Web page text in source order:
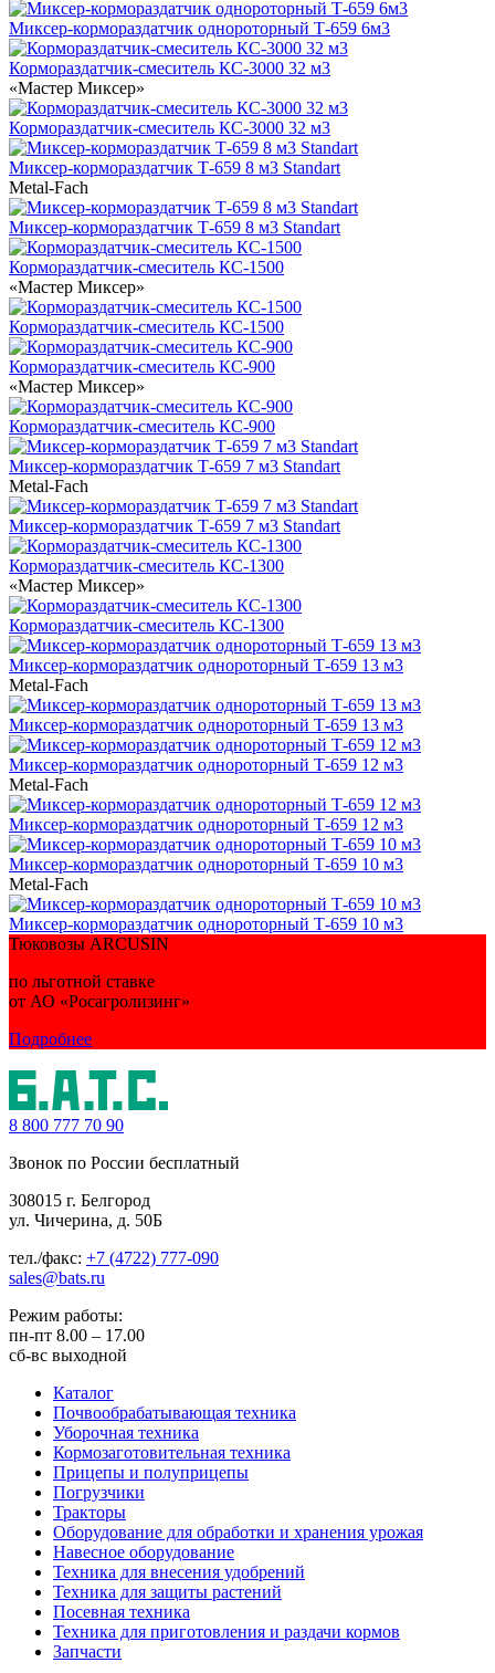
Миксер-кормораздатчик однороторный Т-659 6м3
Кормораздатчик-смеситель КС-3000 32 м3
«Мастер Миксер»
Кормораздатчик-смеситель КС-3000 32 м3
Миксер-кормораздатчик Т-659 8 м3 Standart
Metal-Fach
Миксер-кормораздатчик Т-659 8 м3 Standart
Кормораздатчик-смеситель КС-1500
«Мастер Миксер»
Кормораздатчик-смеситель КС-1500
Кормораздатчик-смеситель КС-900
«Мастер Миксер»
Кормораздатчик-смеситель КС-900
Миксер-кормораздатчик Т-659 7 м3 Standart
Metal-Fach
Миксер-кормораздатчик Т-659 7 м3 Standart
Кормораздатчик-смеситель КС-1300
«Мастер Миксер»
Кормораздатчик-смеситель КС-1300
Миксер-кормораздатчик однороторный Т-659 13 м3
Metal-Fach
Миксер-кормораздатчик однороторный Т-659 13 м3
Миксер-кормораздатчик однороторный Т-659 12 м3
Metal-Fach
Миксер-кормораздатчик однороторный Т-659 12 м3
Миксер-кормораздатчик однороторный Т-659 10 м3
Metal-Fach
Миксер-кормораздатчик однороторный Т-659 10 м3
Тюковозы ARCUSIN
по льготной ставке
от АО «Росагролизинг»
Подробнее
8 800 777 70 90
Звонок по России бесплатный
308015 г. Белгород
ул. Чичерина, д. 50Б
тел./факс: +7 (4722) 777-090
sales@bats.ru
Режим работы:
пн-пт 8.00 – 17.00
сб-вс выходной
Каталог
Почвообрабатывающая техника
Уборочная техника
Кормозаготовительная техника
Прицепы и полуприцепы
Погрузчики
Тракторы
Оборудование для обработки и хранения урожая
Навесное оборудование
Техника для внесения удобрений
Техника для защиты растений
Посевная техника
Техника для приготовления и раздачи кормов
Запчасти